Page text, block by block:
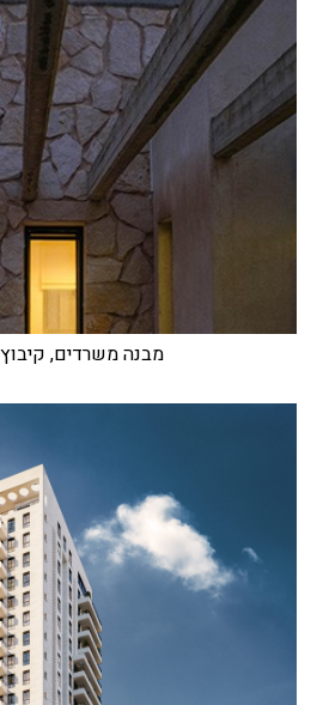
מבנה משרדים,